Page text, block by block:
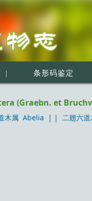
| 条形码鉴定
(Graebn. et
木属 Abelia | | 二翅六